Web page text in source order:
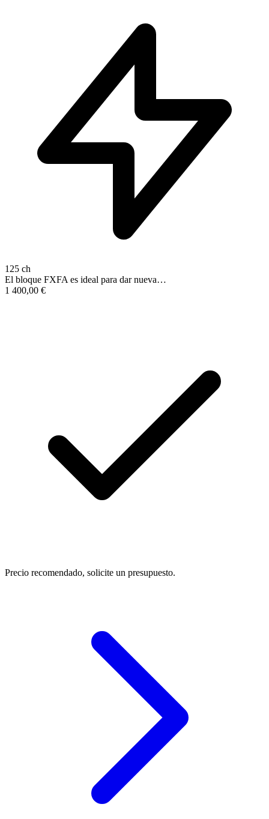
125 ch
El bloque FXFA es ideal para dar nueva…
1 400,00 €
Precio recomendado, solicite un presupuesto.